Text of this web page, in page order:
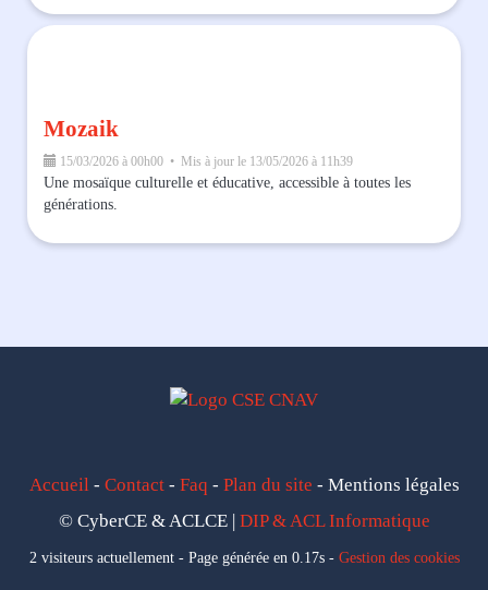
Mozaik
15/03/2026 à 00h00 • Mis à jour le 13/05/2026 à 11h39
Une mosaïque culturelle et éducative, accessible à toutes les
générations.
Accueil- Contact- Faq - Plan du site - Mentions légales
© CyberCE & ACLCE | DIP & ACL Informatique
2 visiteurs actuellement - Page générée en 0.17s - Gestion des cookies